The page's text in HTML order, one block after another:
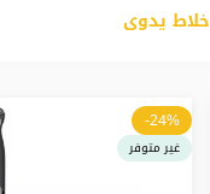
خلاط يدوى
-24%
غير متوفر